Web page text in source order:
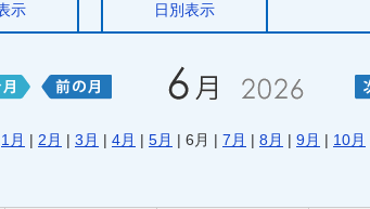
示 日別表示
1月 | 2月 | 3月 | 4月 | 5月 | 6月 | 7月 | 8月 | 9月 | 10月